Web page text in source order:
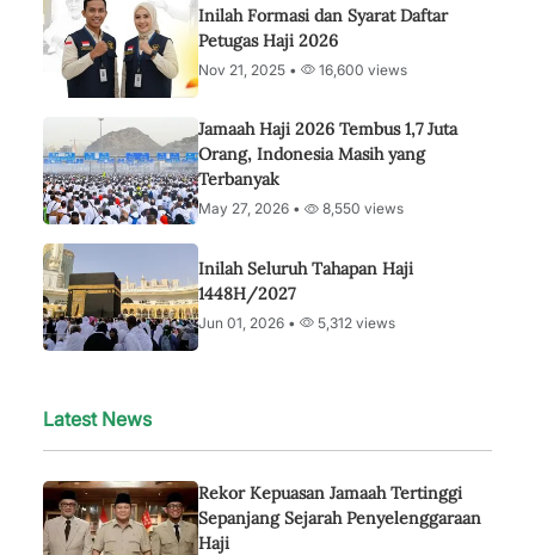
Inilah Formasi dan Syarat Daftar
Petugas Haji 2026
Nov 21, 2025 • 16,600 views
Jamaah Haji 2026 Tembus 1,7 Juta
Orang, Indonesia Masih yang
Terbanyak
May 27, 2026 • 8,550 views
Inilah Seluruh Tahapan Haji
1448H/2027
Jun 01, 2026 • 5,312 views
Latest News
Rekor Kepuasan Jamaah Tertinggi
Sepanjang Sejarah Penyelenggaraan
Haji